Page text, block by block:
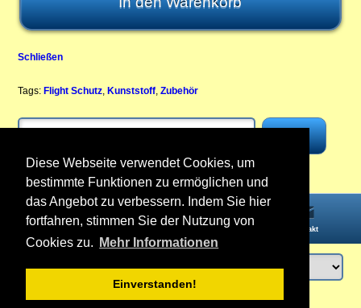
Diese Webseite verwendet Cookies, um
bestimmte Funktionen zu ermöglichen und
das Angebot zu verbessern. Indem Sie hier
fortfahren, stimmen Sie der Nutzung von
Cookies zu.
Mehr Informationen
Einverstanden!
Schließen
Tags: Flight Schutz ,Kunststoff ,Zubehör
Konto Kontakt